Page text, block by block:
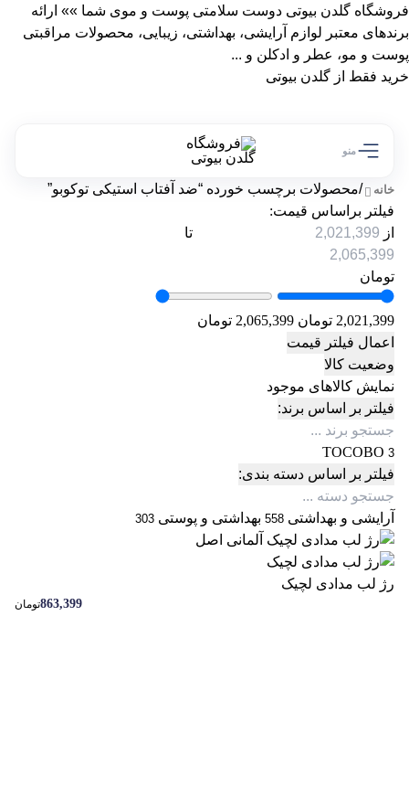
فروشگاه گلدن بیوتی دوست سلامتی پوست و موی شما »» ارائه
برندهای معتبر لوازم آرایشی، بهداشتی، زیبایی، محصولات مراقبتی
پوست و مو، عطر و ادکلن و ...
خرید فقط از گلدن بیوتی
منو
خانه /محصولات برچسب خورده “ضد آفتاب استیکی توکوبو”
فیلتر براساس قیمت:
از
تا
تومان
2,021,399 تومان
2,065,399 تومان
اعمال فیلتر قیمت
وضعیت کالا
نمایش کالاهای موجود
فیلتر بر اساس برند:
TOCOBO 3
فیلتر بر اساس دسته بندی:
آرایشی و بهداشتی 558 بهداشتی و پوستی 303
رژ لب مدادی لچیک
863,399تومان